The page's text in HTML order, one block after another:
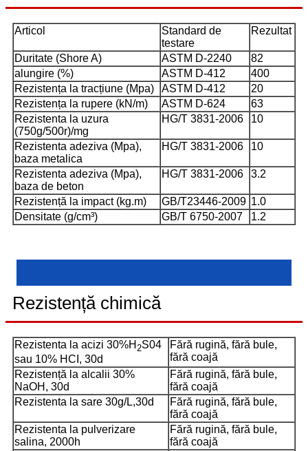
Articol
Standard de
testare
Rezultat
Duritate (Shore A) ASTM D-2240
82
alungire (%)
ASTM D-412
400
Rezistența la tracțiune (Mpa)
ASTM D-412
20
Rezistența la rupere (kN/m)
ASTM D-624
63
Rezistenta la uzura
(750g/500r)/mg
HG/T 3831-2006 10
Rezistenta adeziva (Mpa),
baza metalica
HG/T 3831-2006 10
Rezistenta adeziva (Mpa),
baza de beton
HG/T 3831-2006 3.2
Rezistență la impact (kg.m) GB/T23446-2009 1.0
Densitate (g/cm³)
GB/T 6750-2007 1.2
Rezistență chimică
Rezistenta la acizi 30%H 2S04
sau 10% HCI, 30d
Fără rugină, fără bule,
fără coajă
Rezistență la alcalii 30%
NaOH, 30d
Fără rugină, fără bule,
fără coajă
Rezistenta la sare 30g/L,30d
Fără rugină, fără bule,
fără coajă
Rezistenta la pulverizare
salina, 2000h
Fără rugină, fără bule,
fără coajă